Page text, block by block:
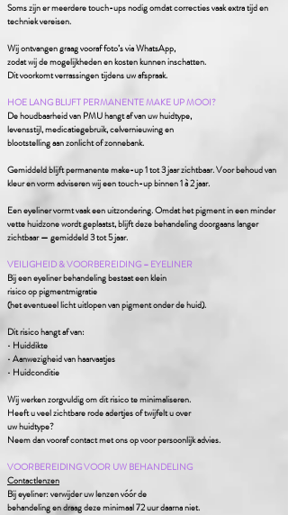
Soms zijn er meerdere touch-ups nodig omdat correcties vaak extra tijd en
techniek vereisen.
Wij ontvangen graag vooraf foto’s via WhatsApp,
zodat wij de mogelijkheden en kosten kunnen inschatten.
Dit voorkomt verrassingen tijdens uw afspraak.
HOE LANG BLIJFT PERMANENTE MAKE UP MOOI?
De houdbaarheid van PMU hangt af van uw huidtype,
levensstijl, medicatiegebruik, celvernieuwing en
blootstelling aan zonlicht of zonnebank.
Gemiddeld blijft permanente make-up 1 tot 3 jaar zichtbaar. Voor behoud van
kleur en vorm adviseren wij een touch-up binnen 1 à 2 jaar.
Een eyeliner vormt vaak een uitzondering. Omdat het pigment in een minder
vette huidzone wordt geplaatst, blijft deze behandeling doorgaans langer
zichtbaar — gemiddeld 3 tot 5 jaar.
VEILIGHEID & VOORBEREIDING – EYELINER
Bij een eyeliner behandeling bestaat een klein
risico op pigmentmigratie
(het eventueel licht uitlopen van pigment onder de huid).
Dit risico hangt af van:
• Huiddikte
• Aanwezigheid van haarvaatjes
• Huidconditie
Wij werken zorgvuldig om dit risico te minimaliseren.
Heeft u veel zichtbare rode adertjes of twijfelt u over
uw huidtype?
Neem dan vooraf contact met ons op voor persoonlijk advies.
VOORBEREIDING VOOR UW BEHANDELING
Contactlenzen
Bij eyeliner: verwijder uw lenzen vóór de
behandeling endraag deze minimaal 72 uur daarna niet.